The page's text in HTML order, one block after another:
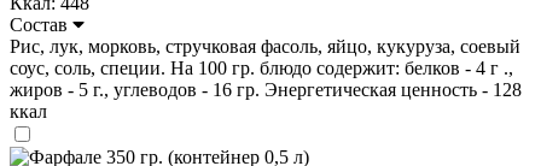
Состав
Рис, лук, морковь, стручковая фасоль, яйцо, кукуруза, соевый
соус, соль, специи. На 100 гр. блюдо содержит: белков - 4 г .,
жиров - 5 г., углеводов - 16 гр. Энергетическая ценность - 128
ккал